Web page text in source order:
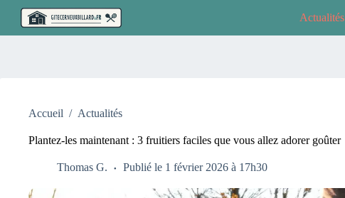
Passer
contenu
Actualités
Accueil / Actualités
Plantez-les maintenant : 3 fruitiers faciles que vous allez adorer goûter
Thomas G. Publié le 1 février 2026 à 17h30